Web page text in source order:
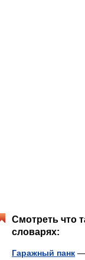
Смотреть что
словарях:
Гаражный панк —